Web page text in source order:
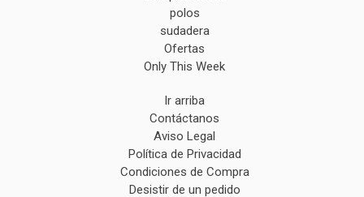
polos
sudadera
Ofertas
Only This Week
Ir arriba
Contáctanos
Aviso Legal
Política de Privacidad
Condiciones de Compra
Desistir de un pedido